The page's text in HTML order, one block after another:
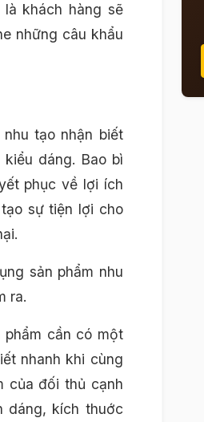
khách hàng sẽ
những câu khẩu
tạo nhận biết
dáng. Bao bì
phục về lợi ích
sự tiện lợi cho
sản phẩm nhu
ra.
phẩm cần có một
nhanh khi cùng
của đối thủ cạnh
dáng, kích thuớc